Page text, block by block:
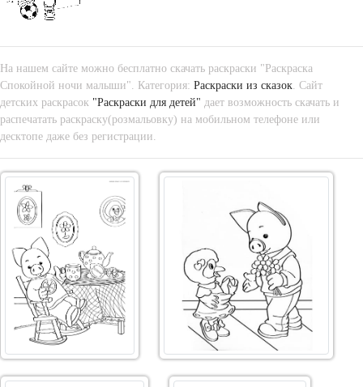
На нашем сайте можно бесплатно скачать раскраски "Раскраска
Спокойной ночи малыши". Категория: Раскраски из сказок. Сайт
детских раскрасок "Раскраски для детей" дает возможность скачать и
распечатать раскраску(розмальовку) на мобильном телефоне или
десктопе даже без регистрации.